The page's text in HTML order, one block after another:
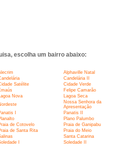
escolha um bairro abaixo:
Alphaville Natal
Candelária II
Satélite Cidade Verde
Felipe Camarão
Lagoa Nova Lagoa Seca
Nossa Senhora da
Apresentação
I Panatis II
Plano Palumbo
de Cotovelo Praia de Ganipabu
de Santa Rita Praia do Meio
Santa Catarina
I Soledade II